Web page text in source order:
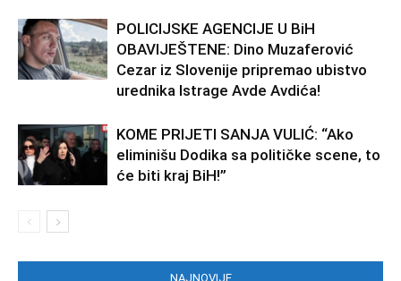
POLICIJSKE AGENCIJE U BiH
OBAVIJEŠTENE: Dino Muzaferović
Cezar iz Slovenije pripremao ubistvo
urednika Istrage Avde Avdića!
KOME PRIJETI SANJA VULIĆ: “Ako
eliminišu Dodika sa političke scene, to
će biti kraj BiH!”
NAJNOVIJE